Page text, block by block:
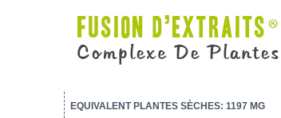
EQUIVALENT PLANTES SÈCHES: 1197 MG